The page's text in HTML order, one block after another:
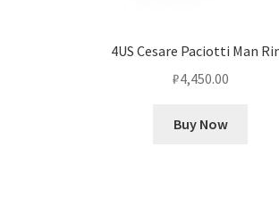
4US Cesare Paciotti Man
₽4,450.00
Buy Now